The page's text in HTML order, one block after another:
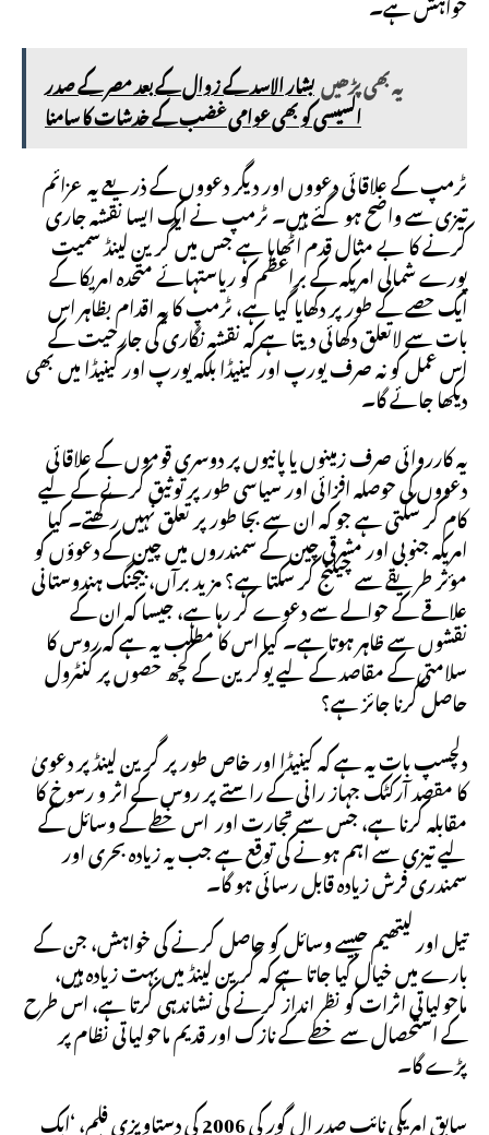
یہ بھی پڑھیںبشار الاسد کے زوال کے بعد مصر کے صدر
السیسی کو بھی عوامی غضب کے خدشات کا سامنا
ٹرمپ کے علاقائی دعووں اور دیگر دعووں کے ذریعے یہ عزائم
تیزی سے واضح ہو گئے ہیں۔ ٹرمپ نے ایک ایسا نقشہ جاری
کرنے کا بے مثال قدم اٹھایا ہے جس میں گرین لینڈ سمیت
پورے شمالی امریکہ کے براعظم کو ریاستہائے متحدہ امریکا کے
ایک حصے کے طور پر دکھایا گیا ہے، ٹرمپ کا یہ اقدام بظاہر اس
بات سے لاتعلق دکھائی دیتا ہے کہ نقشہ نگاری کی جارحیت کے
اس عمل کو نہ صرف یورپ اور کینیڈا بلکہ یورپ اور کینیڈا میں بھی
دیکھا جائے گا۔
یہ کارروائی صرف زمینوں یا پانیوں پر دوسری قوموں کے علاقائی
دعووں کی حوصلہ افزائی اور سیاسی طور پر توثیق کرنے کے لیے
کام کر سکتی ہے جو کہ ان سے بجا طور پر تعلق نہیں رکھتے۔ کیا
امریکہ جنوبی اور مشرقی چین کے سمندروں میں چین کے دعوؤں کو
مؤثر طریقے سے چیلنج کر سکتا ہے؟ مزید برآں، بیجنگ ہندوستانی
علاقے کے حوالے سے دعوے کر رہا ہے، جیسا کہ ان کے
نقشوں سے ظاہر ہوتا ہے۔ کیا اس کا مطلب یہ ہے کہ روس کا
سلامتی کے مقاصد کے لیے یوکرین کے کچھ حصوں پر کنٹرول
حاصل کرنا جائز ہے؟
دلچسپ بات یہ ہے کہ کینیڈا اور خاص طور پر گرین لینڈ پر دعویٰ
کا مقصد آرکٹک جہاز رانی کے راستے پر روس کے اثر و رسوخ کا
مقابلہ کرنا ہے، جس سے تجارت اور اس خطے کے وسائل کے
لیے تیزی سے اہم ہونے کی توقع ہے جب یہ زیادہ بحری اور
سمندری فرش زیادہ قابل رسائی ہو گا۔
تیل اور لیتھیم جیسے وسائل کو حاصل کرنے کی خواہش، جن کے
بارے میں خیال کیا جاتا ہے کہ گرین لینڈ میں بہت زیادہ ہیں،
ماحولیاتی اثرات کو نظر انداز کرنے کی نشاندہی کرتا ہے، اس طرح
کے استحصال سے خطے کے نازک اور قدیم ماحولیاتی نظام پر
پڑے گا۔
سابق امریکی نائب صدر ال گور کی 2006 کی دستاویزی فلم، ‘ایک